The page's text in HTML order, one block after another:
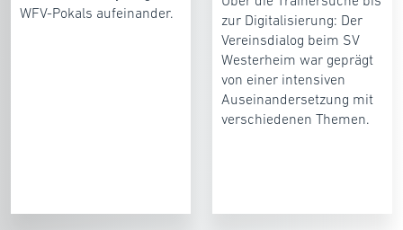
WFV-Pokals aufeinander.
zur Digitalisierung: Der
Vereinsdialog beim SV
Westerheim war geprägt
von einer intensiven
Auseinandersetzung mit
verschiedenen Themen.